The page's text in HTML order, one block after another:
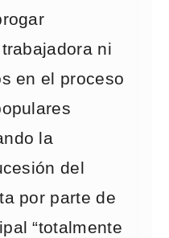
ni
en el proceso
la
del
por parte de
“totalmente